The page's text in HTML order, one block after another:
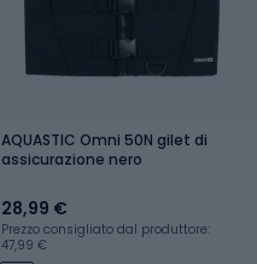
AQUASTIC Omni 50N gilet di
assicurazione nero
28,99 €
Prezzo consigliato dal produttore:
47,99 €